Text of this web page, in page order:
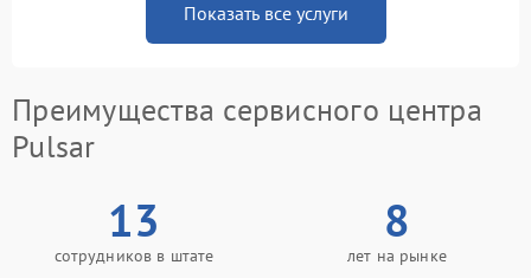
Показать все услуги
Преимущества сервисного центра
Pulsar
13
сотрудников в штате
8
лет на рынке